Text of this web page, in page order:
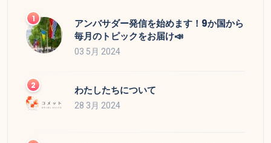
アンバサダー発信を始めます！9か国から
毎月のトピックをお届け📣
03 5月 2024
わたしたちについて
28 3月 2024